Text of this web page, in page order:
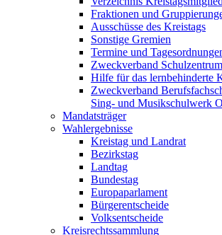
Fraktionen und
Ausschüsse des Kreistags
Sonstige Gremien
Termine und
Zweckverband
Hilfe für das lernbehinderte
Zweckverband
Sing- und Musikschulwerk
Mandatsträger
Wahlergebnisse
Kreistag und Landrat
Bezirkstag
Landtag
Bundestag
Europaparlament
Bürgerentscheide
Volksentscheide
Kreisrechtssammlung